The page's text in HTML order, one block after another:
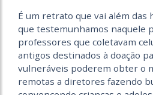
É um retrato que vai além das
que testemunhamos naquele
professores que coletavam
antigos destinados à doação
vulneráveis poderem obter o
remotas a diretores fazendo